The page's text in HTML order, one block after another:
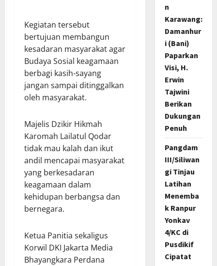
Kegiatan tersebut
bertujuan membangun
kesadaran masyarakat agar
Budaya Sosial keagamaan
berbagi kasih-sayang
jangan sampai ditinggalkan
oleh masyarakat.
Majelis Dzikir Hikmah
Karomah Lailatul Qodar
tidak mau kalah dan ikut
andil mencapai masyarakat
yang berkesadaran
keagamaan dalam
kehidupan berbangsa dan
bernegara.
Ketua Panitia sekaligus
Korwil DKI Jakarta Media
Bhayangkara Perdana
n
Karawang:
Damanhur
i (Bani)
Paparkan
Visi, H.
Erwin
Tajwini
Berikan
Dukungan
Penuh
Pangdam
III/Siliwan
gi Tinjau
Latihan
Menemba
k Ranpur
Yonkav
4/KC di
Pusdikif
Cipatat